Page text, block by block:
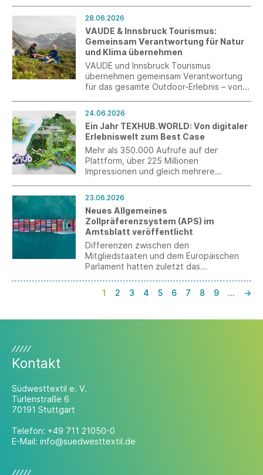
28.06.2026
VAUDE & Innsbruck Tourismus:
Gemeinsam Verantwortung für Natur
und Klima übernehmen
VAUDE und Innsbruck Tourismus
übernehmen gemeinsam Verantwortung
für das gesamte Outdoor-Erlebnis – von
24.06.2026
Ein Jahr TEXHUB.WORLD: Von digitaler
Erlebniswelt zum Best Case
Mehr als 350.000 Aufrufe auf der
Plattform, über 225 Millionen
Impressionen und gleich mehrere
innovatives Instrument der
Branchenkommunikation bewiesen.
23.06.2026
Neues Allgemeines
Zollpräferenzsystem (APS) im
Amtsblatt veröffentlicht
Differenzen zwischen den
Mitgliedstaaten und dem Europäischen
Parlament hatten zuletzt das
der jetzt – gut ein halbes Jahr vor
Inkrafttreten – erfolgten Veröffentlichung
Wirtschaftsbeteiligten jetzt endlich
1 2 3 4 5 6 7 8 9 … →
Kontakt
Südwesttextil e. V.
Türlenstraße 6
70191 Stuttgart
Telefon: +49 711 21050-0
E-Mail: info@suedwesttextil.de